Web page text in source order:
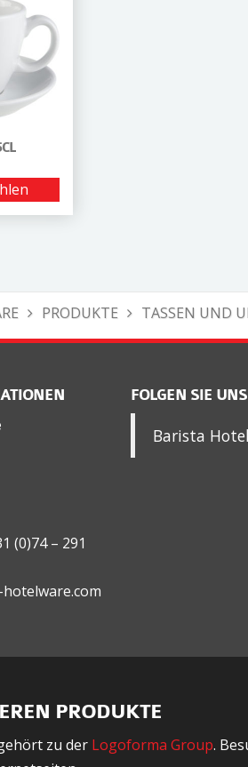
PRODUKTE TASSEN UND
(0)74 – 291
FOLGEN SIE
Barista
PRODUKTE
zu der Logoforma Group.